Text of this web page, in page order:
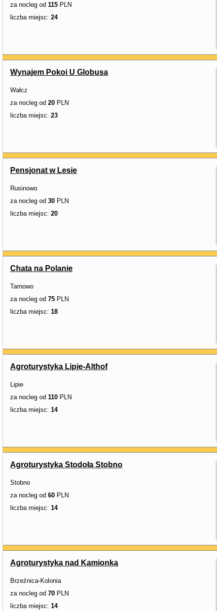
za nocleg od 115 PLN
liczba miejsc: 24
Wynajem Pokoi U Globusa
Wałcz
za nocleg od 20 PLN
liczba miejsc: 23
Pensjonat w Lesie
Rusinowo
za nocleg od 30 PLN
liczba miejsc: 20
Chata na Polanie
Tarnowo
za nocleg od 75 PLN
liczba miejsc: 18
Agroturystyka Lipie-Althof
Lipie
za nocleg od 110 PLN
liczba miejsc: 14
Agroturystyka Stodoła Stobno
Stobno
za nocleg od 60 PLN
liczba miejsc: 14
Agroturystyka nad Kamionką
Brzeźnica-Kolonia
za nocleg od 70 PLN
liczba miejsc: 14